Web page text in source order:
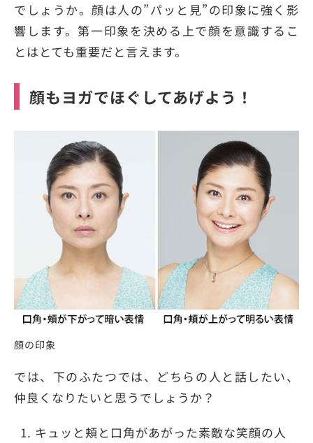
でしょうか。顔は人の”パッと見”の印象に強く影
響します。第一印象を決める上で顔を意識するこ
とはとても重要だと言えます。
顔もヨガでほぐしてあげよう！
顔の印象
では、下のふたつでは、どちらの人と話したい、
仲良くなりたいと思うでしょうか？
キュッと頬と口角があがった素敵な笑顔の人